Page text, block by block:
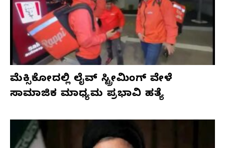
ಮೆಕ್ಸಿಕೋದಲ್ಲಿ ಲೈವ್ ಸ್ಟ್ರೀಮಿಂಗ್ ವೇಳೆ
ಸಾಮಾಜಿಕ ಮಾಧ್ಯಮ ಪ್ರಭಾವಿ ಹತ್ಯೆ